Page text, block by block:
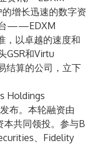
增长迅速的数字资
台——EDXM
，以卓越的速度和
GSR和Virtu
结算的公司，立下
Holdings
布。本轮融资由
本共同领投。参与B
、Fidelity